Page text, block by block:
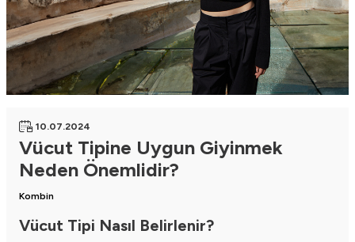
10.07.2024
Vücut Tipine Uygun Giyinmek
Neden Önemlidir?
Kombin
Vücut Tipi Nasıl Belirlenir?